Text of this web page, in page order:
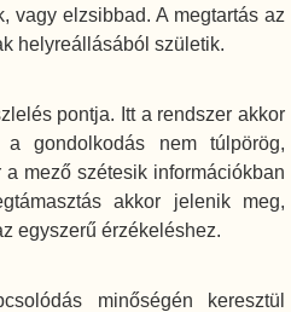
vagy elzsibbad. A megtartás az
helyreállásából születik.
pontja. Itt a rendszer akkor
gondolkodás nem túlpörög,
a mező szétesik információkban
akkor jelenik meg,
egyszerű érzékeléshez.
minőségén keresztül